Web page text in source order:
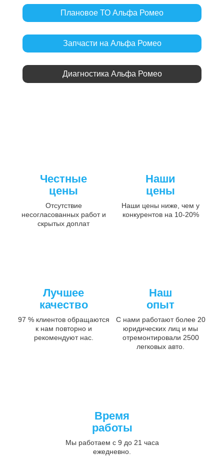
Плановое ТО Альфа Ромео
Запчасти на Альфа Ромео
Диагностика Альфа Ромео
Честные
цены
Отсутствие
несогласованных работ и
скрытых доплат
Наши
цены
Наши цены ниже, чем у
конкурентов на 10-20%
Лучшее
качество
97 % клиентов обращаются
к нам повторно и
рекомендуют нас.
Наш
опыт
С нами работают более 20
юридических лиц и мы
отремонтировали 2500
легковых авто.
Время
работы
Мы работаем с 9 до 21 часа
ежедневно.